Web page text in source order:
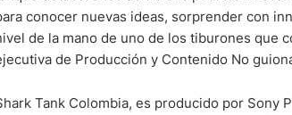
conocer nuevas ideas, sorprender con
de la mano de uno de los tiburones que
de Producción y Contenido No
Tank Colombia, es producido por Sony